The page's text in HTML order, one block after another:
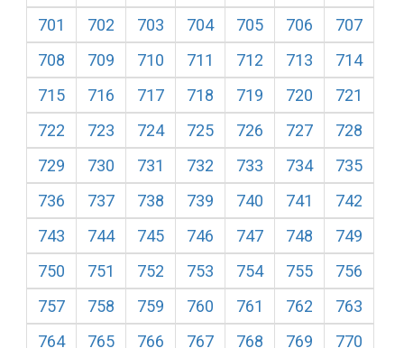
701
702 703 704 705 706
707
708
709 710 711 712 713
714
715
716 717 718 719 720
721
722
723 724 725 726 727
728
729
730 731 732 733 734
735
736
737 738 739 740 741
742
743
744 745 746 747 748
749
750
751 752 753 754 755
756
757
758 759 760 761 762
763
764
765 766 767 768 769
770